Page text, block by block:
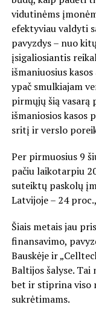
vidutinėms
efektyviau valdyti
pavyzdys – nuo
įsigaliosiantis
išmaniuosius
ypač smulkiajam
pirmųjų šią vasarą
išmaniosios kasos
sritį ir verslo
Per pirmuosius 9
pačiu laikotarpiu
suteiktų paskolų
Latvijoje – 24
Šiais metais jau
finansavimo,
Bauskėje ir
Baltijos šalyse. Tai
bet ir stiprina viso
sukrėtimams.